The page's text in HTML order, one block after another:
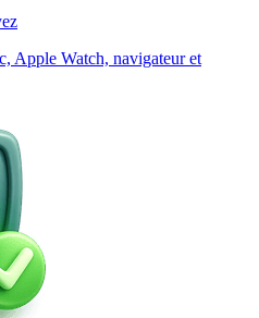
Apple Watch, navigateur et